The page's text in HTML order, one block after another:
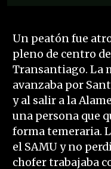
Un peatón fue
pleno de centro
Transantiago. La
avanzaba por
y al salir a la
una persona que
forma temeraria.
el SAMU y no
chofer trabajaba